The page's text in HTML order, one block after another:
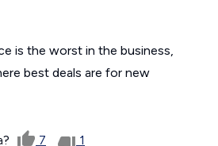
is the worst in the business,
best deals are for new
7 1